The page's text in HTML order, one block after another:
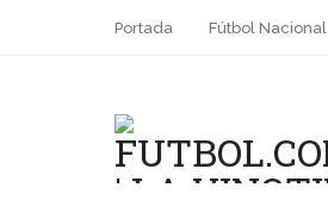
Portada Fútbol Nacional